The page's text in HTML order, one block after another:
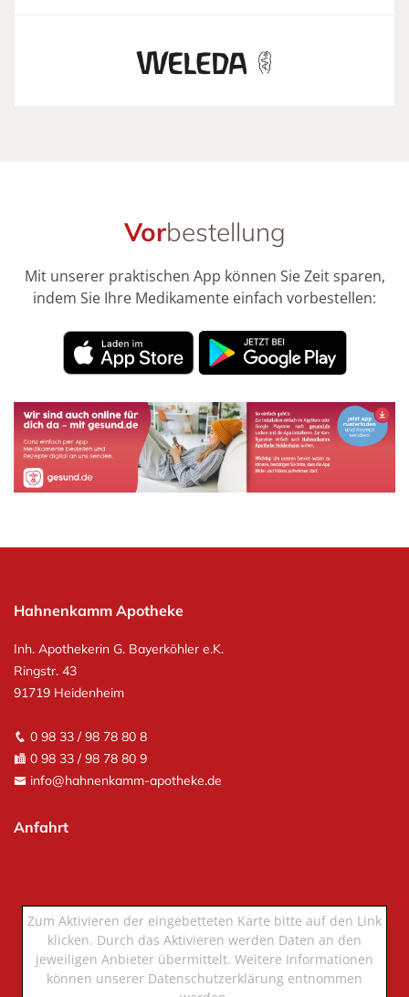
Vorbestellung
Mit unserer praktischen App können Sie Zeit sparen,
indem Sie Ihre Medikamente einfach vorbestellen:
Hahnenkamm Apotheke
Inh. Apothekerin G. Bayerköhler e.K.
Ringstr. 43
91719 Heidenheim
0 98 33 / 98 78 80 8
0 98 33 / 98 78 80 9
info@hahnenkamm-apotheke.de
Anfahrt
Zum Aktivieren der eingebetteten Karte bitte auf den Link
klicken. Durch das Aktivieren werden Daten an den
jeweiligen Anbieter übermittelt. Weitere Informationen
können unserer Datenschutzerklärung entnommen